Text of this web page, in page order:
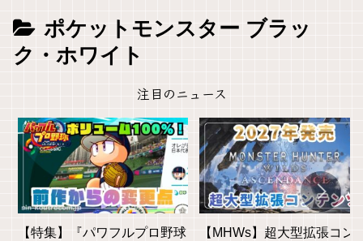
ポケットモンスター ブラッ
ク・ホワイト
注目のニュース
【特集】『パワフルプロ野球
【MHWs】超大型拡張コン